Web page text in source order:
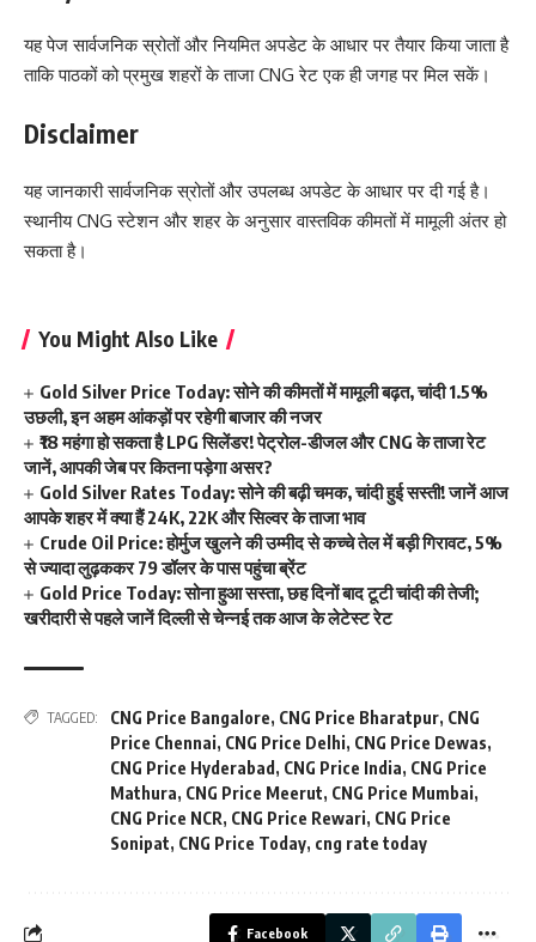
यह पेज सार्वजनिक स्रोतों और नियमित अपडेट के आधार पर तैयार किया जाता है
ताकि पाठकों को प्रमुख शहरों के ताजा CNG रेट एक ही जगह पर मिल सकें।
Disclaimer
यह जानकारी सार्वजनिक स्रोतों और उपलब्ध अपडेट के आधार पर दी गई है।
स्थानीय CNG स्टेशन और शहर के अनुसार वास्तविक कीमतों में मामूली अंतर हो
सकता है।
You Might Also Like
Gold Silver Price Today: सोने की कीमतों में मामूली बढ़त, चांदी 1.5%
उछली, इन अहम आंकड़ों पर रहेगी बाजार की नजर
₹18 महंगा हो सकता है LPG सिलेंडर! पेट्रोल-डीजल और CNG के ताजा रेट
जानें, आपकी जेब पर कितना पड़ेगा असर?
Gold Silver Rates Today: सोने की बढ़ी चमक, चांदी हुई सस्ती! जानें आज
आपके शहर में क्या हैं 24K, 22K और सिल्वर के ताजा भाव
Crude Oil Price: होर्मुज खुलने की उम्मीद से कच्चे तेल में बड़ी गिरावट, 5%
से ज्यादा लुढ़ककर 79 डॉलर के पास पहुंचा ब्रेंट
Gold Price Today: सोना हुआ सस्ता, छह दिनों बाद टूटी चांदी की तेजी;
खरीदारी से पहले जानें दिल्ली से चेन्नई तक आज के लेटेस्ट रेट
TAGGED: CNG Price Bangalore, CNG Price Bharatpur, CNG
Price Chennai, CNG Price Delhi, CNG Price Dewas,
CNG Price Hyderabad , CNG Price India, CNG Price
Mathura, CNG Price Meerut, CNG Price Mumbai,
CNG Price NCR, CNG Price Rewari, CNG Price
Sonipat, CNG Price Today, cng rate today
Facebook